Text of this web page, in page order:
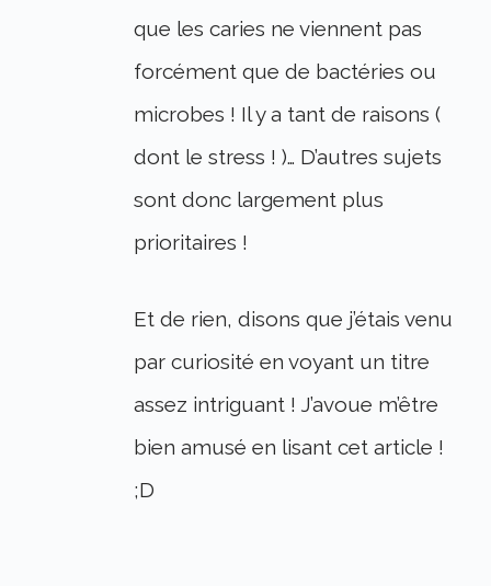
que les caries ne viennent pas
forcément que de bactéries ou
microbes ! Il y a tant de raisons (
dont le stress ! )… D’autres sujets
sont donc largement plus
prioritaires !
Et de rien, disons que j’étais venu
par curiosité en voyant un titre
assez intriguant ! J’avoue m’être
bien amusé en lisant cet article !
;D